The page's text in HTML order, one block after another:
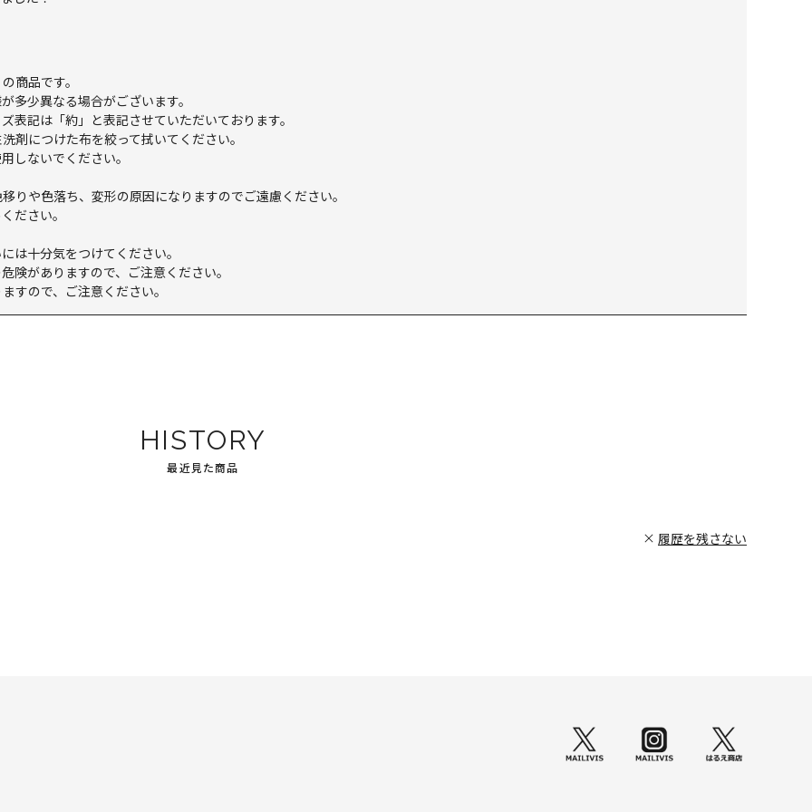
商品です。
少異なる場合がございます。
記は「約」と表記させていただいております。
につけた布を絞って拭いてください。
しないでください。
や色落ち、変形の原因になりますのでご遠慮ください。
ださい。
は十分気をつけてください。
がありますので、ご注意ください。
すので、ご注意ください。
HISTORY
最近見た商品
履歴を残さない